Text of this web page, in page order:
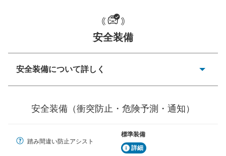
一般的な荷物のサイズの目安
安全装備
安全装備について詳しく
ーキアシスト、ABSなどが装備されています。
見えにくい場所に潜む危険を予測・通知するためのシス
テムなどが装備されています。
安全装備（衝突防止・危険予測・通知）
踏み間違い防止アシスト
標準装備
詳細